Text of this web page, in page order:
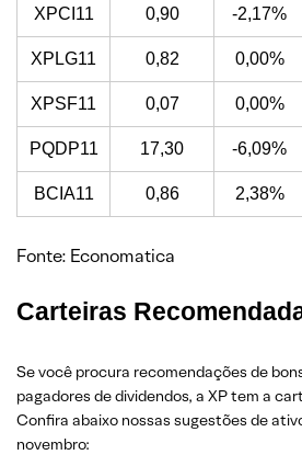
XPCI11 0,90 -2,17%
XPLG11 0,82 0,00%
XPSF11 0,07 0,00%
PQDP11 17,30 -6,09%
BCIA11 0,86 2,38%
Fonte: Economatica
Carteiras
Se você procura recomendações de
pagadores de dividendos, a XP tem a
Confira abaixo nossas sugestões de
novembro: